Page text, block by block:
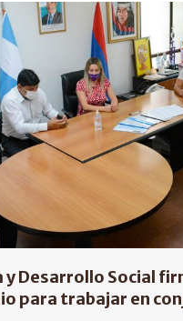
y Desarrollo Social
para trabajar en